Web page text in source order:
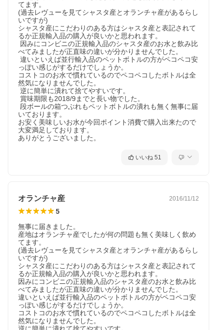
てます。
(過去レヴューを見てシャスタ産とオランチャ産があるらし
いですが)
シャスタ産にこだわりのある方はシャスタ産と表記されて
るか正規輸入品の購入が良いかと思われます。
べてみましたが正直味の違いが分かりませんでした。
っぽい感じがするだけでしょうか。
コストコのお水で慣れているのでペコペコしたボトルは全
然気になりませんでした。
いております。
お安く美味しいお水が今回ポイント消費で購入出来たので
大変満足しております。
ありがとうございました。
いいね 51
オランチャ産 2016/11/12
5
無事に届きました。
産地はオランチャ産でしたが何の問題も無く美味しく飲め
てます。
(過去レヴューを見てシャスタ産とオランチャ産があるらし
いですが)
シャスタ産にこだわりのある方はシャスタ産と表記されて
るか正規輸入品の購入が良いかと思われます。
因みにコンビニの正規輸入品のシャスタ産のお水と飲み比
べてみましたが正直味の違いが分かりませんでした。
違いといえば並行輸入品のペットボトルの方がペコペコ安
っぽい感じがするだけでしょうか。
コストコのお水で慣れているのでペコペコしたボトルは全
然気になりませんでした。